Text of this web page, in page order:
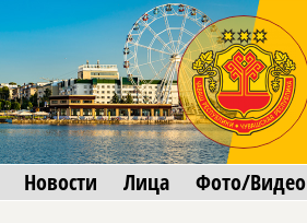
Новости Лица Фото/Видео